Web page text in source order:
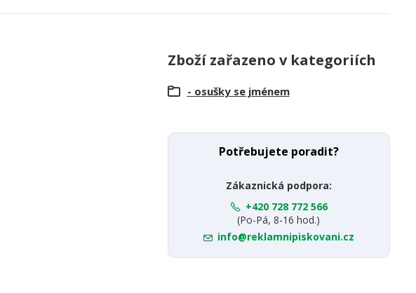
Zboží zařazeno v kategoriích
- osušky se jménem
Potřebujete poradit?
Zákaznická podpora:
+420 728 772 566
(Po-Pá, 8-16 hod.)
info@reklamnipiskovani.cz